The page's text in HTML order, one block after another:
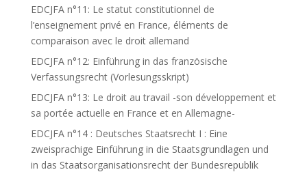
EDCJFA n°11: Le statut constitutionnel de
l’enseignement privé en France, éléments de
comparaison avec le droit allemand
EDCJFA n°12: Einführung in das französische
Verfassungsrecht (Vorlesungsskript)
EDCJFA n°13: Le droit au travail -son développement et
sa portée actuelle en France et en Allemagne-
EDCJFA n°14 : Deutsches Staatsrecht I : Eine
zweisprachige Einführung in die Staatsgrundlagen und
in das Staatsorganisationsrecht der Bundesrepublik